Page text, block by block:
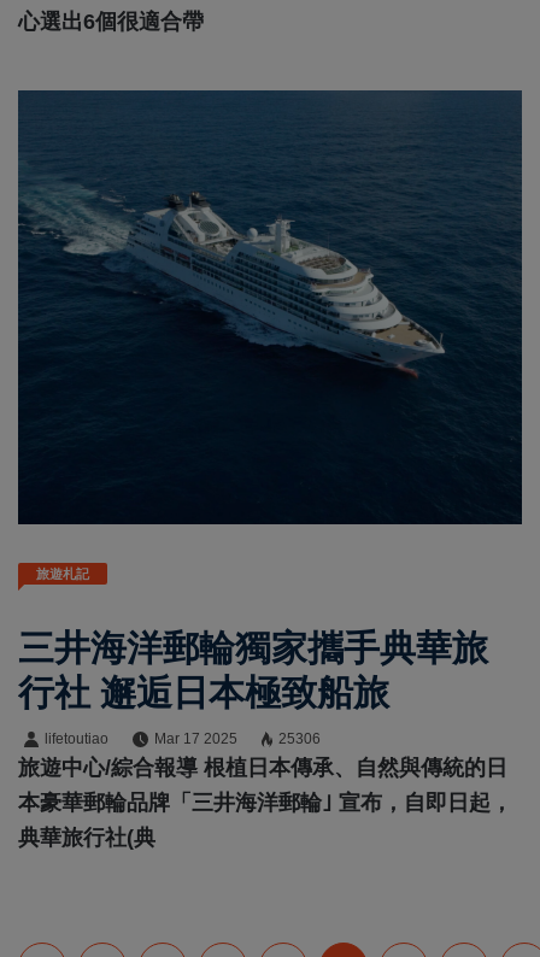
心選出6個很適合帶
旅遊札記
三井海洋郵輪獨家攜手典華旅
行社 邂逅日本極致船旅
lifetoutiao Mar 17 2025 25306
旅遊中心/綜合報導 根植日本傳承、自然與傳統的日
本豪華郵輪品牌「三井海洋郵輪｣ 宣布，自即日起，
典華旅行社(典